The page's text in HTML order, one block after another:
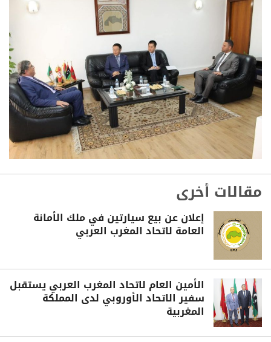
مقالات أخرى
إعلان عن بيع سيارتين في ملك الأمانة
العامة لاتحاد المغرب العربي
الأمين العام لاتحاد المغرب العربي يستقبل
سفير الاتحاد الأوروبي لدى المملكة
المغربية